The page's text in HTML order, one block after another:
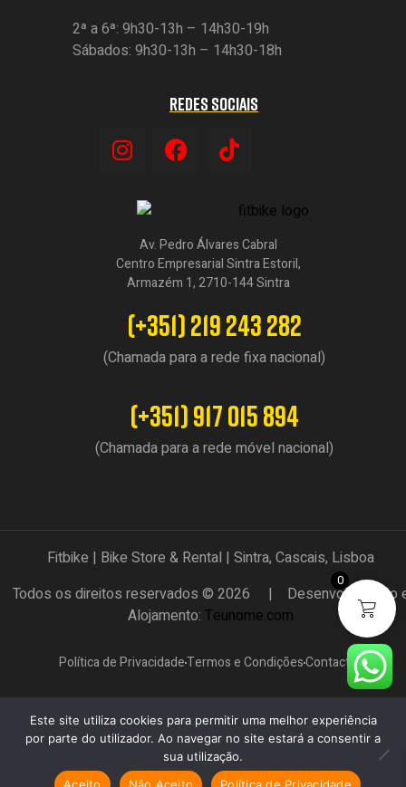
2ª a 6ª: 9h30-13h – 14h30-19h
Sábados: 9h30-13h – 14h30-18h
REDES SOCIAIS
Av. Pedro Álvares Cabral
Centro Empresarial Sintra Estoril,
Armazém 1, 2710-144 Sintra
(+351) 219 243 282
(Chamada para a rede fixa nacional)
(+351) 917 015 894
(Chamada para a rede móvel nacional)
Fitbike | Bike Store & Rental | Sintra, Cascais, Lisboa
Todos os direitos reservados © 2026 | Desenvolvimento
Alojamento:Teunome.com
Política de PrivacidadeTermos e CondiçõesContactos
0
Este site utiliza cookies para permitir uma melhor experiência
por parte do utilizador. Ao navegar no site estará a consentir a
sua utilização.
Aceito
Não Aceito Política de Privacidade